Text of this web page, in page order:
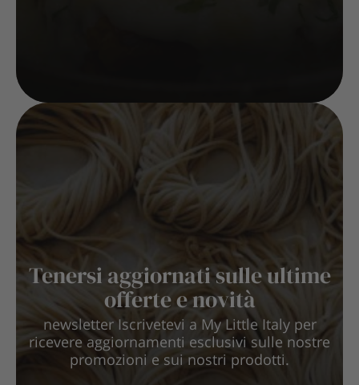
Tenersi aggiornati sulle ultime
offerte e novità
newsletter Iscrivetevi a My Little Italy per
ricevere aggiornamenti esclusivi sulle nostre
promozioni e sui nostri prodotti.